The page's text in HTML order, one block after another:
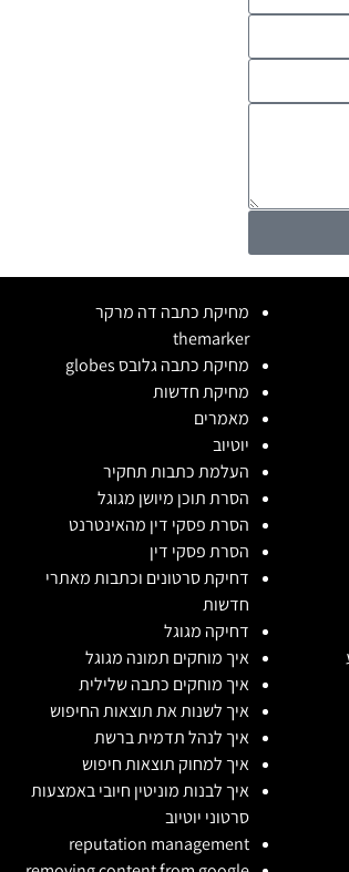
מחיקת כתבה דה מרקר
themarker
מחיקת כתבה גלובס globes
מחיקת חדשות
מאמרים
יוטיוב
העלמת כתבות תחקיר
הסרת תוכן מיושן מגוגל
הסרת פסקי דין מהאינטרנט
הסרת פסקי דין
דחיקת סרטונים וכתבות מאתרי
חדשות
דחיקה מגוגל
איך מוחקים תמונה מגוגל
איך מוחקים כתבה שלילית
איך לשנות את תוצאות החיפוש
איך לנהל תדמית ברשת
איך למחוק תוצאות חיפוש
איך לבנות מוניטין חיובי באמצעות
סרטוני יוטיוב
reputation management